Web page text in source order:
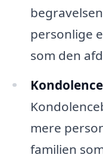
personlige
som den
mere
familien